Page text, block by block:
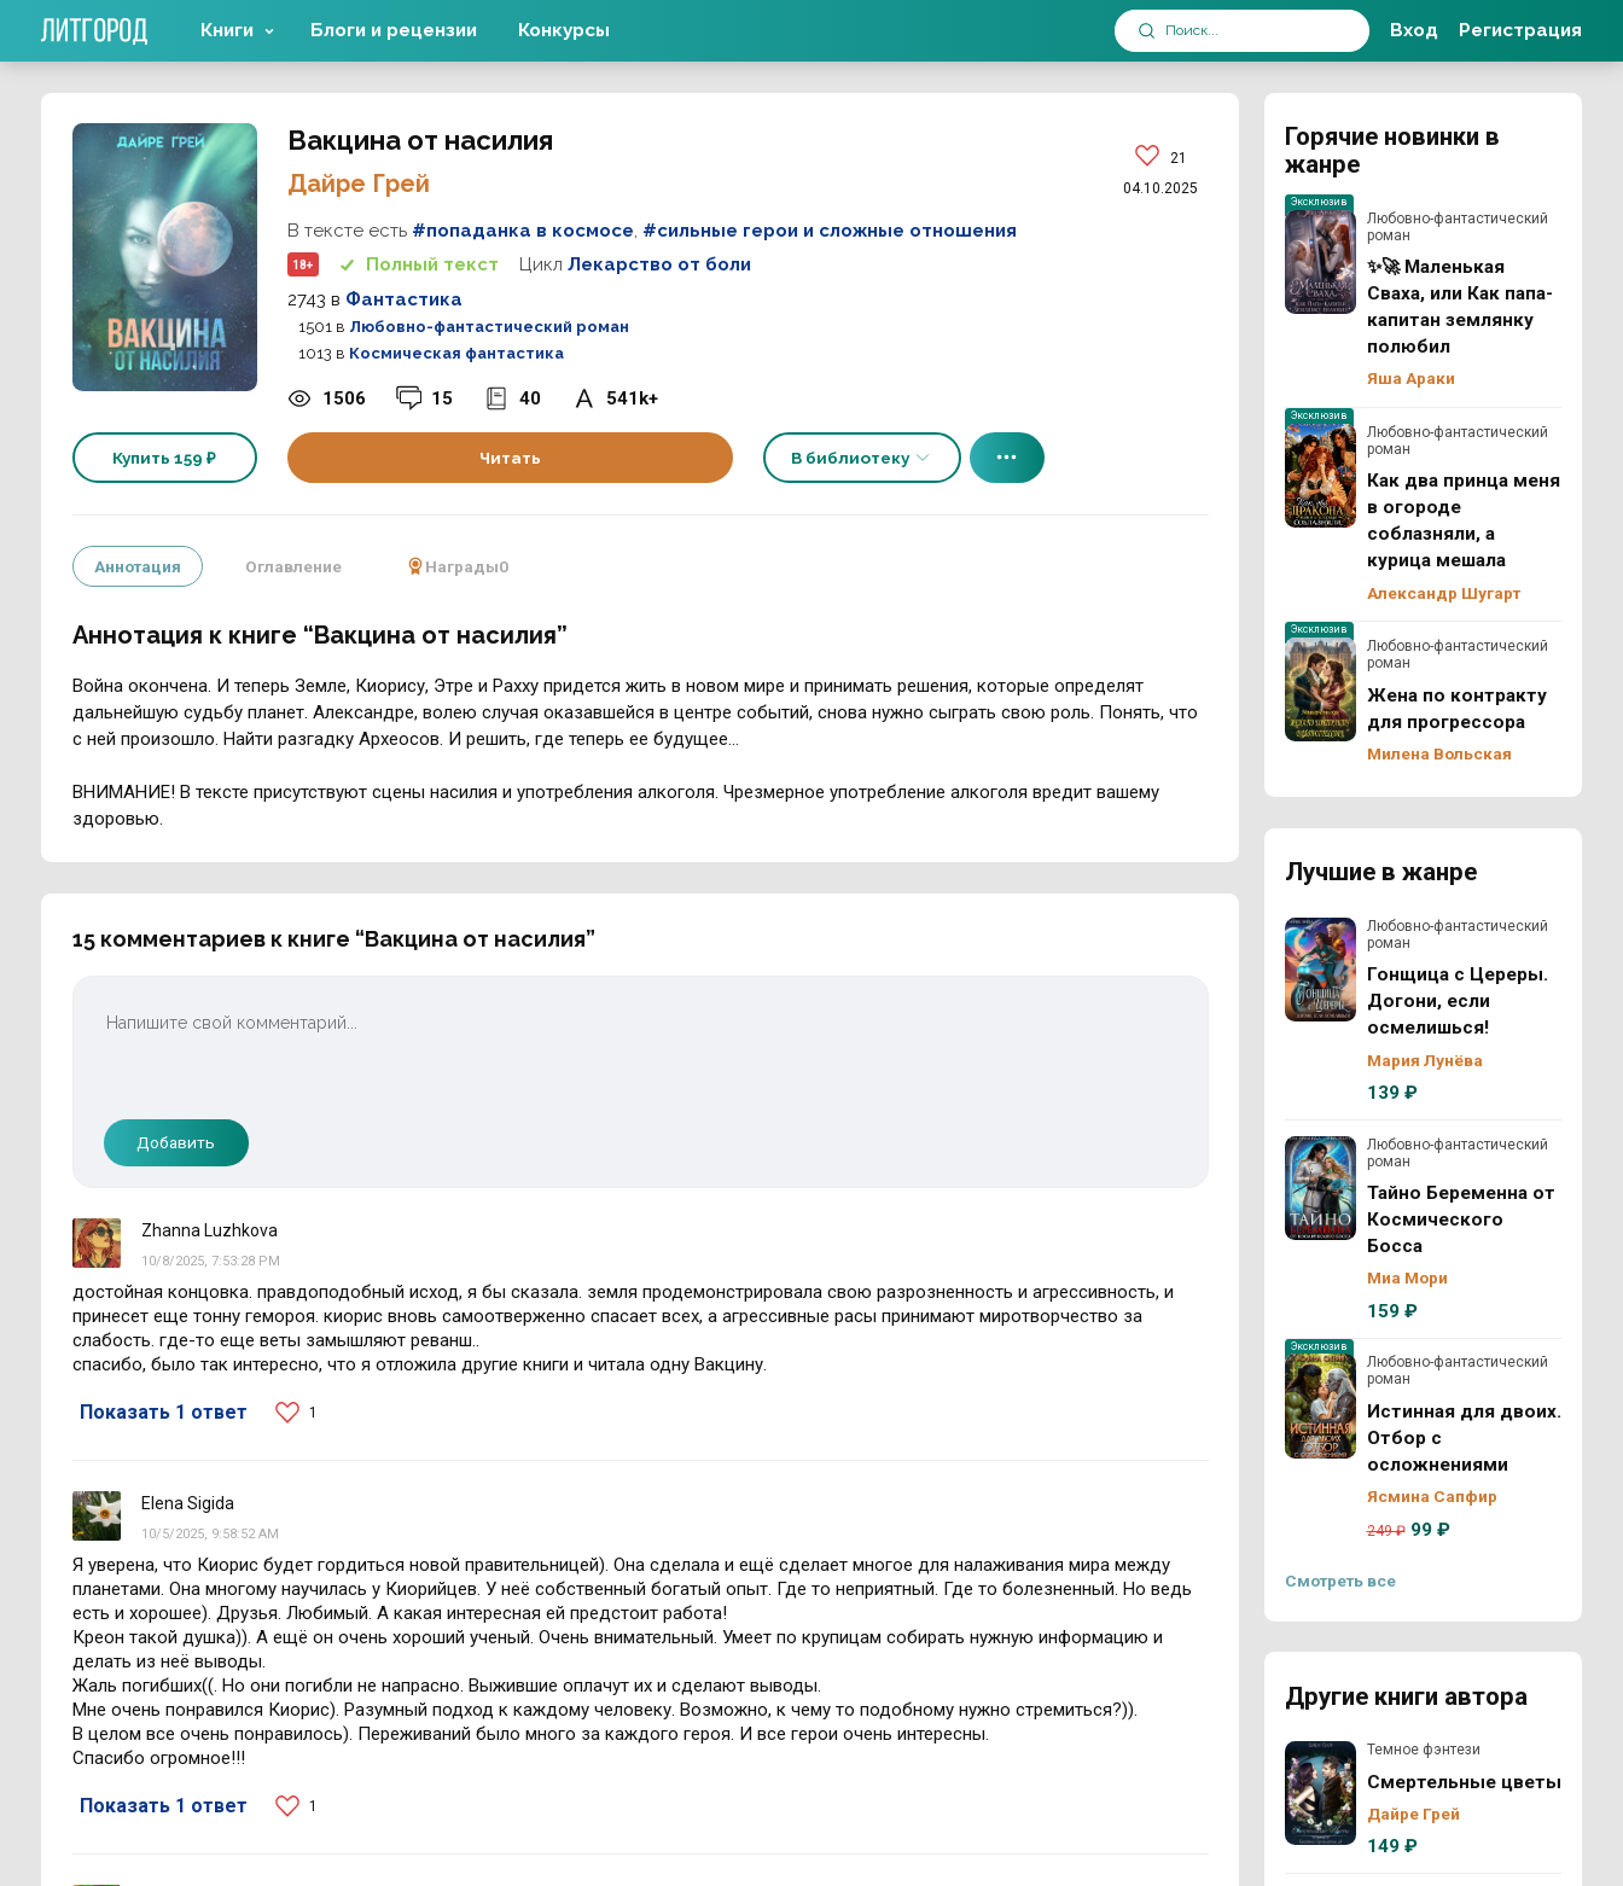
Купить 159 ₽
Вакцина от насилия
Дайре Грей
21
04.10.2025
В тексте есть #попаданка в космосе #сильные герои и сложные отношения
18+ Полный текст Цикл Лекарство от боли
2743 в Фантастика
1501 в Любовно-фантастический роман
1013 в Космическая фантастика
1506 15 40 541k+
Читать В библиотеку
Аннотация Оглавление Награды0
Аннотация к книге “Вакцина от насилия”
Война окончена. И теперь Земле, Киорису, Этре и Рахху придется жить в новом мире и принимать решения, которые определят
дальнейшую судьбу планет. Александре, волею случая оказавшейся в центре событий, снова нужно сыграть свою роль. Понять, что
с ней произошло. Найти разгадку Археосов. И решить, где теперь ее будущее...
ВНИМАНИЕ! В тексте присутствуют сцены насилия и употребления алкоголя. Чрезмерное употребление алкоголя вредит вашему
здоровью.
15 комментариев к книге “Вакцина от насилия”
Добавить
Zhanna Luzhkova
10/8/2025, 7:53:28 PM
достойная концовка. правдоподобный исход, я бы сказала. земля продемонстрировала свою разрозненность и агрессивность, и
принесет еще тонну гемороя. киорис вновь самоотверженно спасает всех, а агрессивные расы принимают миротворчество за
слабость. где-то еще веты замышляют реванш..
спасибо, было так интересно, что я отложила другие книги и читала одну Вакцину.
Показать 1 ответ 1
Elena Sigida
10/5/2025, 9:58:52 AM
Я уверена, что Киорис будет гордиться новой правительницей). Она сделала и ещё сделает многое для налаживания мира между
планетами. Она многому научилась у Киорийцев. У неё собственный богатый опыт. Где то неприятный. Где то болезненный. Но ведь
есть и хорошее). Друзья. Любимый. А какая интересная ей предстоит работа!
Креон такой душка)). А ещё он очень хороший ученый. Очень внимательный. Умеет по крупицам собирать нужную информацию и
делать из неё выводы.
Жаль погибших((. Но они погибли не напрасно. Выжившие оплачут их и сделают выводы.
Мне очень понравился Киорис). Разумный подход к каждому человеку. Возможно, к чему то подобному нужно стремиться?)).
В целом все очень понравилось). Переживаний было много за каждого героя. И все герои очень интересны.
Спасибо огромное!!!
Показать 1 ответ 1
Горячие новинки в
жанре
Эксклюзив
Любовно-фантастический
роман
✨🚀 Маленькая
Сваха, или Как папа-
капитан землянку
полюбил
Яша Араки
Эксклюзив
Любовно-фантастический
роман
Как два принца меня
в огороде
соблазняли, а
курица мешала
Александр Шугарт
Эксклюзив
Любовно-фантастический
роман
Жена по контракту
для прогрессора
Милена Вольская
Лучшие в жанре
Любовно-фантастический
роман
Гонщица с Цереры.
Догони, если
осмелишься!
Мария Лунёва
139 ₽
Любовно-фантастический
роман
Тайно Беременна от
Космического
Босса
Миа Мори
159 ₽
Эксклюзив
Любовно-фантастический
роман
Истинная для двоих.
Отбор с
осложнениями
Ясмина Сапфир
249 ₽99 ₽
Смотреть все
Другие книги автора
Темное фэнтези
Смертельные цветы
Дайре Грей
149 ₽
Книги Блоги и рецензии Конкурсы Вход Регистрация